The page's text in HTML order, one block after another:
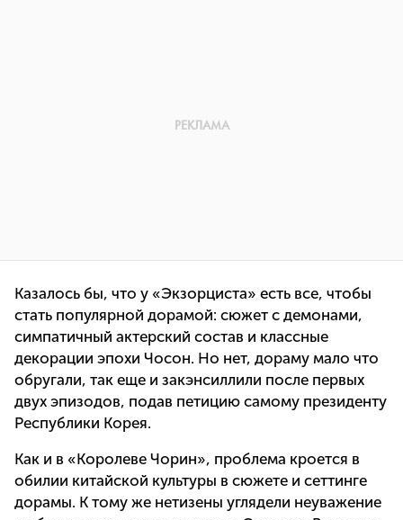
Казалось бы, что у «Экзорциста» есть все, чтобы
стать популярной дорамой: сюжет с демонами,
симпатичный актерский состав и классные
декорации эпохи Чосон. Но нет, дораму мало что
обругали, так еще и закэнсиллили после первых
двух эпизодов, подав петицию самому президенту
Республики Корея.
Как и в «Королеве Чорин», проблема кроется в
обилии китайской культуры в сюжете и сеттинге
дорамы. К тому же нетизены углядели неуважение